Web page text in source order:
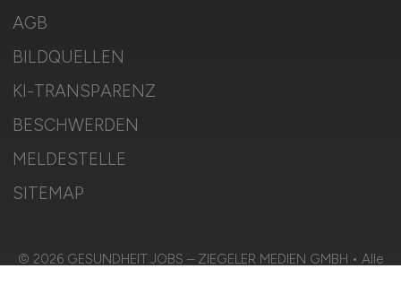
AGB
BILDQUELLEN
KI-TRANSPARENZ
BESCHWERDEN
MELDESTELLE
SITEMAP
© 2026 GESUNDHEIT.JOBS – ZIEGELER MEDIEN GMBH • Alle